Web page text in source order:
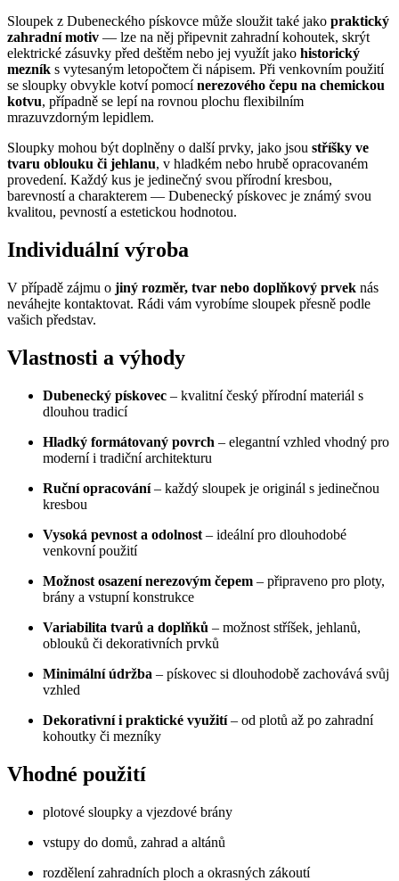
Sloupek z Dubeneckého pískovce může sloužit také jako praktický
zahradní motiv — lze na něj připevnit zahradní kohoutek, skrýt
elektrické zásuvky před deštěm nebo jej využít jako historický
mezník s vytesaným letopočtem či nápisem. Při venkovním použití
se sloupky obvykle kotví pomocínerezového čepu na chemickou
kotvu, případně se lepí na rovnou plochu flexibilním
mrazuvzdorným lepidlem.
Sloupky mohou být doplněny o další prvky, jako jsou stříšky ve
tvaru oblouku či jehlanu, v hladkém nebo hrubě opracovaném
provedení. Každý kus je jedinečný svou přírodní kresbou,
barevností a charakterem — Dubenecký pískovec je známý svou
kvalitou, pevností a estetickou hodnotou.
Individuální výroba
V případě zájmu o jiný rozměr, tvar nebo doplňkový prvek nás
neváhejte kontaktovat. Rádi vám vyrobíme sloupek přesně podle
vašich představ.
Vlastnosti a výhody
Dubenecký pískovec – kvalitní český přírodní materiál s
dlouhou tradicí
Hladký formátovaný povrch – elegantní vzhled vhodný pro
moderní i tradiční architekturu
Ruční opracování– každý sloupek je originál s jedinečnou
kresbou
Vysoká pevnost a odolnost – ideální pro dlouhodobé
venkovní použití
Možnost osazení nerezovým čepem – připraveno pro ploty,
brány a vstupní konstrukce
Variabilita tvarů a doplňků – možnost stříšek, jehlanů,
oblouků či dekorativních prvků
Minimální údržba – pískovec si dlouhodobě zachovává svůj
vzhled
Dekorativní i praktické využití– od plotů až po zahradní
kohoutky či mezníky
Vhodné použití
plotové sloupky a vjezdové brány
vstupy do domů, zahrad a altánů
rozdělení zahradních ploch a okrasných zákoutí